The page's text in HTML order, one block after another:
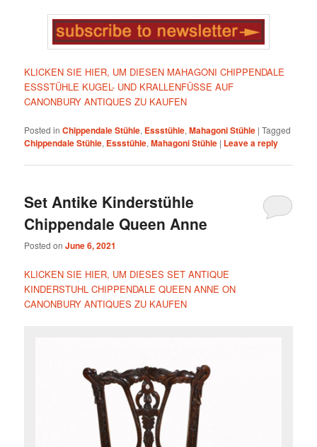
KLICKEN SIE HIER, UM DIESEN MAHAGONI CHIPPENDALE
ESSSTÜHLE KUGEL- UND KRALLENFÜSSE AUF
CANONBURY ANTIQUES ZU KAUFEN
Posted in Chippendale Stühle, Essstühle,Mahagoni Stühle |Tagged
Chippendale Stühle, Essstühle,Mahagoni Stühle | Leave a reply
Set Antike Kinderstühle
Chippendale Queen Anne
Posted onJune 6, 2021
KLICKEN SIE HIER, UM DIESES SET ANTIQUE
KINDERSTUHL CHIPPENDALE QUEEN ANNE ON
CANONBURY ANTIQUES ZU KAUFEN